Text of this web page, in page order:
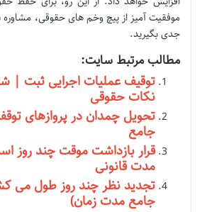
موفقیت آمیز از پیچ وخم های حقوقی، مشاوره
جدی بگیرید.
مطالب مرتبط سایت:
توقیف عملیات اجرایی ثبت |
نکات حقوقی
تحویل چمدان در پروازهای
جامع
قرار بازداشت موقت چند روز
مدت قانونی
تجدید نظر چند روز طول می
جامع مدت زمان)